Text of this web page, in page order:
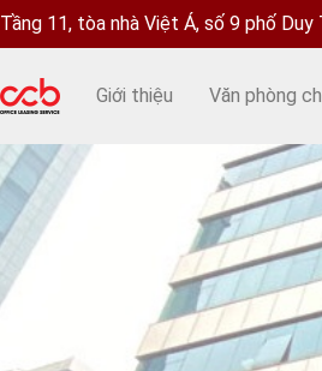
Tầng 11, tòa nhà Việt Á, số 9 phố Duy
Giới thiệu Văn phòng